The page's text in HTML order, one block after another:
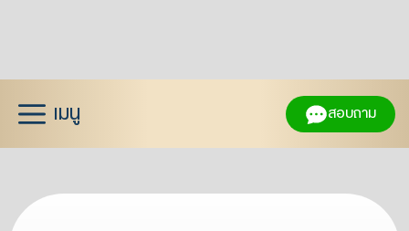
เมนู สอบถาม